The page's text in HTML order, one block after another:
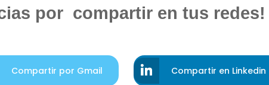
por compartir en tus redes!
Compartir por Gmail Compartir en Linkedin